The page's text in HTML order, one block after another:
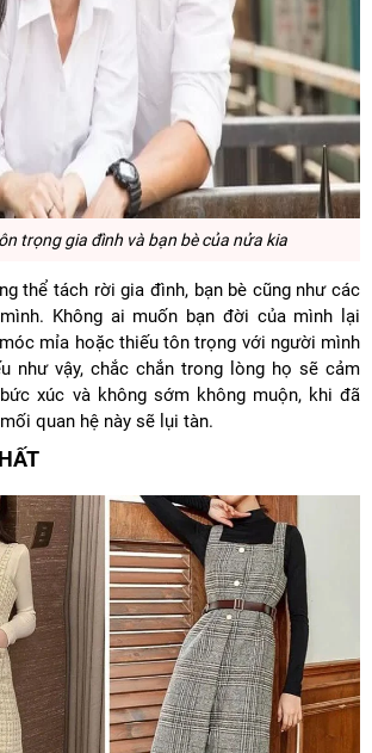
trọng gia đình và bạn bè của nửa kia
thể tách rời gia đình, bạn bè cũng như các
Không ai muốn bạn đời của mình lại
mỉa hoặc thiếu tôn trọng với người mình
như vậy, chắc chắn trong lòng họ sẽ cảm
xúc và không sớm không muộn, khi đã
quan hệ này sẽ lụi tàn.